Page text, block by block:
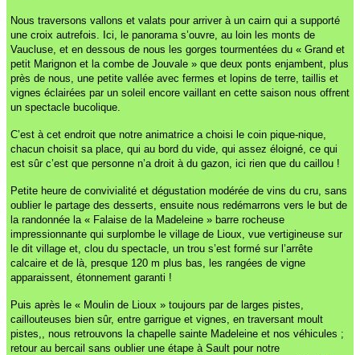
Nous traversons vallons et valats pour arriver à un cairn qui a supporté
une croix autrefois. Ici, le panorama s’ouvre, au loin les monts de
Vaucluse, et en dessous de nous les gorges tourmentées du « Grand et
petit Marignon et la combe de Jouvale » que deux ponts enjambent, plus
près de nous, une petite vallée avec fermes et lopins de terre, taillis et
vignes éclairées par un soleil encore vaillant en cette saison nous offrent
un spectacle bucolique.
C’est à cet endroit que notre animatrice a choisi le coin pique-nique,
chacun choisit sa place, qui au bord du vide, qui assez éloigné, ce qui
est sûr c’est que personne n’a droit à du gazon, ici rien que du caillou !
Petite heure de convivialité et dégustation modérée de vins du cru, sans
oublier le partage des desserts, ensuite nous redémarrons vers le but de
la randonnée la « Falaise de la Madeleine » barre rocheuse
impressionnante qui surplombe le village de Lioux, vue vertigineuse sur
le dit village et, clou du spectacle, un trou s’est formé sur l’arrête
calcaire et de là, presque 120 m plus bas, les rangées de vigne
apparaissent, étonnement garanti !
Puis après le « Moulin de Lioux » toujours par de larges pistes,
caillouteuses bien sûr, entre garrigue et vignes, en traversant moult
pistes,, nous retrouvons la chapelle sainte Madeleine et nos véhicules ;
retour au bercail sans oublier une étape à Sault pour notre